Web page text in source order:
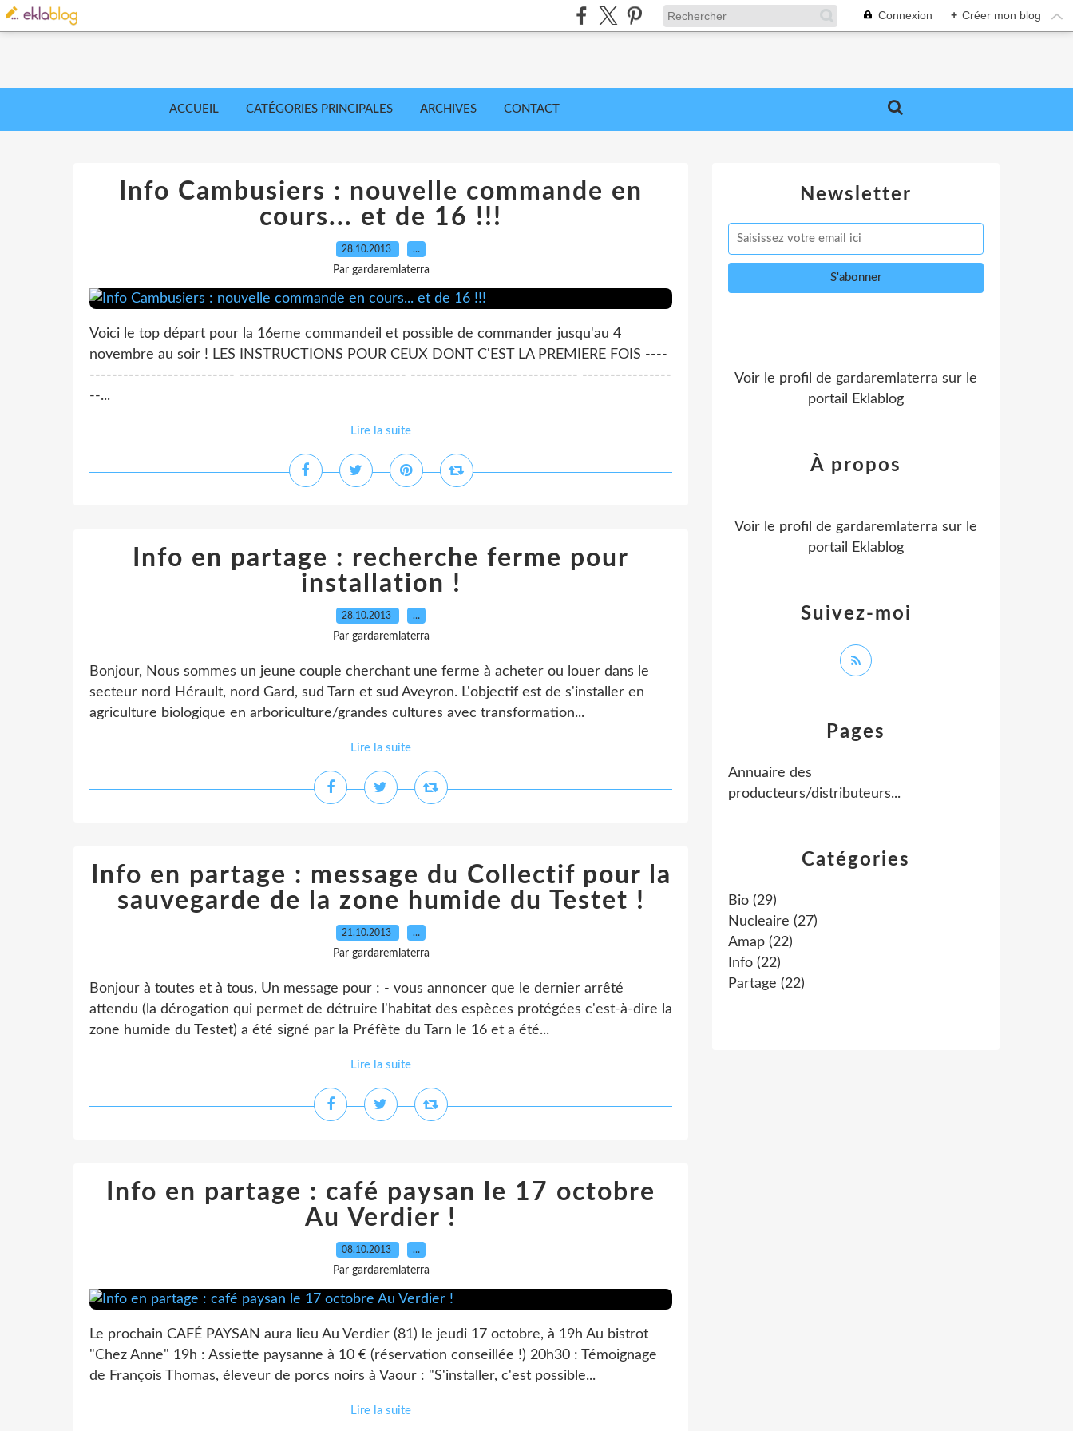
Connexion + Créer mon blog
ACCUEIL CATÉGORIES PRINCIPALES ARCHIVES CONTACT
Info Cambusiers : nouvelle commande en
cours... et de 16 !!!
28.10.2013 …
Par gardaremlaterra
Voici le top départ pour la 16eme commandeil et possible de commander jusqu'au 4
novembre au soir ! LES INSTRUCTIONS POUR CEUX DONT C'EST LA PREMIERE FOIS ----
-------------------------- ------------------------------ ------------------------------ ----------------
--...
Lire la suite
Info en partage : recherche ferme pour
installation !
28.10.2013 …
Par gardaremlaterra
Bonjour, Nous sommes un jeune couple cherchant une ferme à acheter ou louer dans le
secteur nord Hérault, nord Gard, sud Tarn et sud Aveyron. L'objectif est de s'installer en
agriculture biologique en arboriculture/grandes cultures avec transformation...
Lire la suite
Info en partage : message du Collectif pour la
sauvegarde de la zone humide du Testet !
21.10.2013 …
Par gardaremlaterra
Bonjour à toutes et à tous, Un message pour : - vous annoncer que le dernier arrêté
attendu (la dérogation qui permet de détruire l'habitat des espèces protégées c'est-à-dire la
zone humide du Testet) a été signé par la Préfète du Tarn le 16 et a été...
Lire la suite
Info en partage : café paysan le 17 octobre
Au Verdier !
08.10.2013 …
Par gardaremlaterra
Le prochain CAFÉ PAYSAN aura lieu Au Verdier (81) le jeudi 17 octobre, à 19h Au bistrot
"Chez Anne" 19h : Assiette paysanne à 10 € (réservation conseillée !) 20h30 : Témoignage
de François Thomas, éleveur de porcs noirs à Vaour : "S'installer, c'est possible...
Lire la suite
Newsletter
Catégories
Bio (29)
Nucleaire (27)
Amap (22)
Info (22)
Partage (22)
Pages
Annuaire des
producteurs/distributeurs...
Voir le profil de gardaremlaterra sur le
portail Eklablog
Suivez-moi
À propos
Voir le profil de gardaremlaterra sur le
portail Eklablog